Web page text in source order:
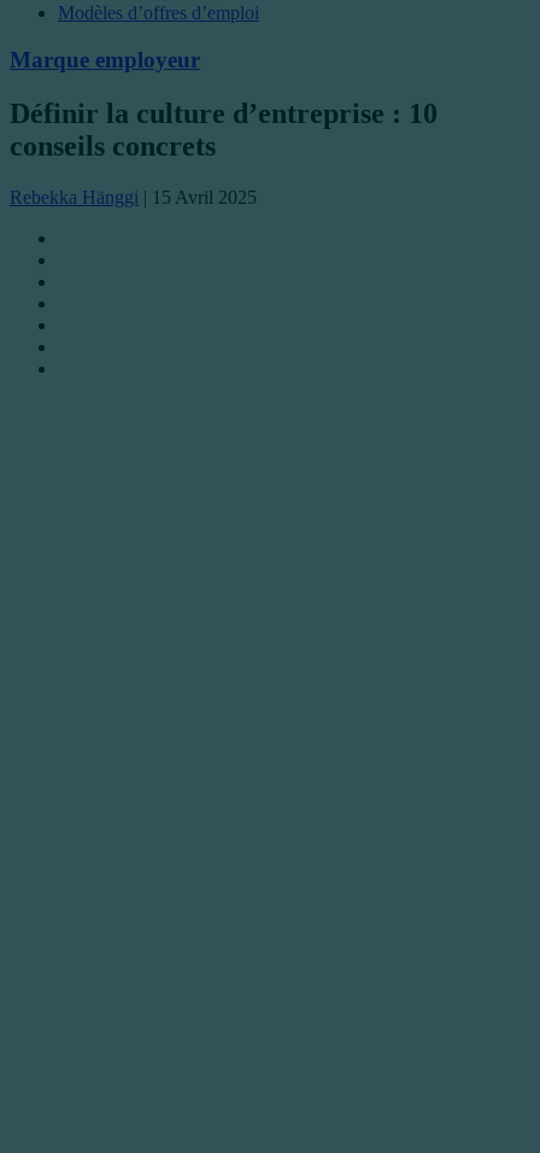
Modèles d’offres d’emploi
Marque employeur
Définir la culture d’entreprise : 10
conseils concrets
Rebekka Hänggi | 15 Avril 2025